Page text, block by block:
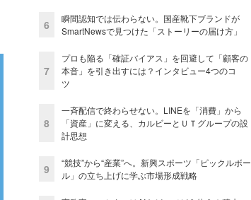
6
瞬間認知では伝わらない。国産靴下ブランドが
SmartNewsで見つけた「ストーリーの届け方」
7
プロも陥る「確証バイアス」を回避して「顧客の
本音」を引き出すには？インタビュー4つのコ
ツ
8
一斉配信で終わらせない。LINEを「消費」から
「資産」に変える、カルビーとＵＴグループの設
計思想
9
“競技”から“産業”へ。新興スポーツ「ピックルボー
ル」の立ち上げに学ぶ市場形成戦略